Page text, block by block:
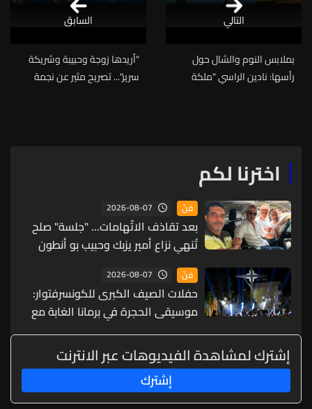
التالي
بملابس النوم والشال حول
رأسها: نادين الراسي "ملكة
"أريدها زوجة وحبيبة وشريكة
سرير"... تصريح مثير عن نجمة
السابق
اخترنا لكم
فنّ 2026-08-07
بعد تقاذف الاتّهامات... "جلسة" صلح
تُنهي نزاع أمير يزبك وحبيب بو أنطون
(صور)
فنّ 2026-08-07
حفلات الصيف الكبرى للكونسرفتوار:
موسيقى الحجرة في برمانا الغابة مع
ثلاثي عبقرية الموسيقى الروسية
إشترك لمشاهدة الفيديوهات عبر الانترنت
إشترك